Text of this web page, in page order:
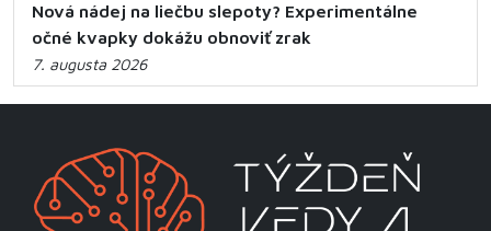
Nová nádej na liečbu slepoty? Experimentálne
očné kvapky dokážu obnoviť zrak
7. augusta 2026